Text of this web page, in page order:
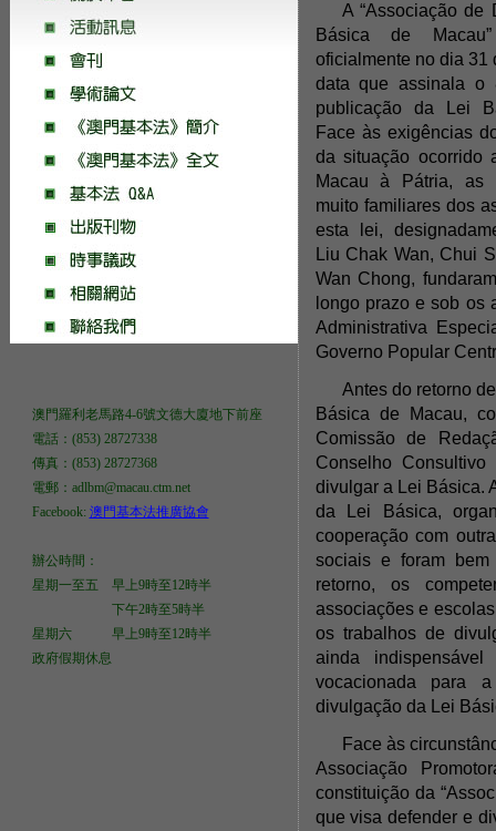
澳門羅利老馬路4-6號文德大廈地下前座
電話：(853) 28727338
傳真：(853) 28727368
電郵：adlbm@macau.ctm.net
Facebook: 澳門基本法推廣協會
辦公時間：
星期一至五 早上9時至12時半
下午2時至5時半
星期六 早上9時至12時半
政府假期休息
A “Associação de
Básica de
oficialmente no dia 31
data que assinala o
publicação da Lei
Face às exigências
da situação ocorrido
Macau à Pátria, as
muito familiares dos
esta lei,
Liu Chak Wan, Chui
Wan Chong,
longo prazo e sob os
Administrativa
Governo Popular
Antes do retorno
Básica de Macau,
Comissão de
Conselho
divulgar a Lei Básica.
da Lei Básica,
cooperação com
sociais e foram
retorno, os
associações e
os trabalhos de
ainda
vocacionada para
divulgação da Lei
Face às
Associação
constituição da
que visa defender e